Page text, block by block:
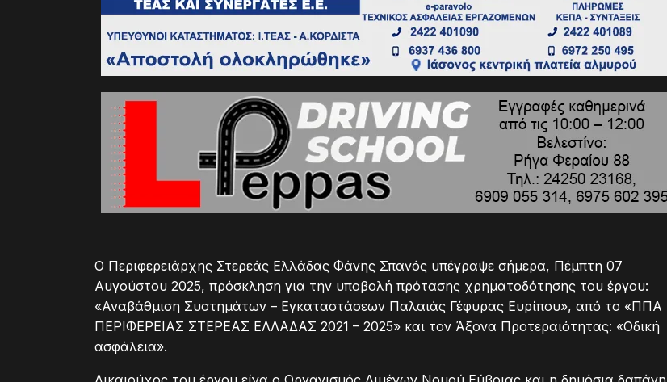
Ο Περιφερειάρχης Στερεάς Ελλάδας Φάνης Σπανός υπέγραψε σήμερα, Πέμπτη 07
Αυγούστου 2025, πρόσκληση για την υποβολή πρότασης χρηματοδότησης του έργου:
«Αναβάθμιση Συστημάτων – Εγκαταστάσεων Παλαιάς Γέφυρας Ευρίπου», από το «ΠΠΑ
ΠΕΡΙΦΕΡΕΙΑΣ ΣΤΕΡΕΑΣ ΕΛΛΑΔΑΣ 2021 – 2025» και τον Άξονα Προτεραιότητας: «Οδική
ασφάλεια».